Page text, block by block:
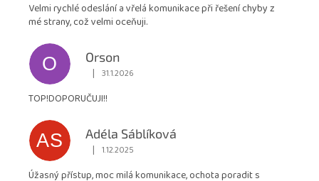
Velmi rychlé odeslání a vřelá komunikace při řešení chyby z
mé strany, což velmi oceňuji.
O
Orson
Hodnocení obchodu je 5 z 5 hvězdiček.
| 31.1.2026
TOP!DOPORUČUJI!!
AS
Adéla Sáblíková
Hodnocení obchodu je 5 z 5 hvězdiček.
| 1.12.2025
Úžasný přístup, moc milá komunikace, ochota poradit s